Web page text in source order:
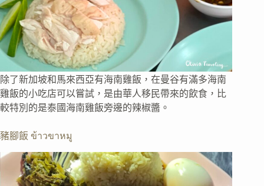
除了新加坡和馬來西亞有海南雞飯，在曼谷有滿多海南
雞飯的小吃店可以嘗試，是由華人移民帶來的飲食，比
較特別的是泰國海南雞飯旁邊的辣椒醬。
豬腳飯 ข้าวขาหมู